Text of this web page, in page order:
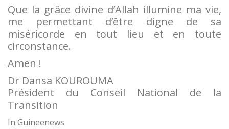
Que la grâce divine d’Allah illumine ma vie,
me permettant d’être digne de sa
miséricorde en tout lieu et en toute
circonstance.
Amen !
Dr Dansa KOUROUMA
Président du Conseil National de la
Transition
In Guineenews